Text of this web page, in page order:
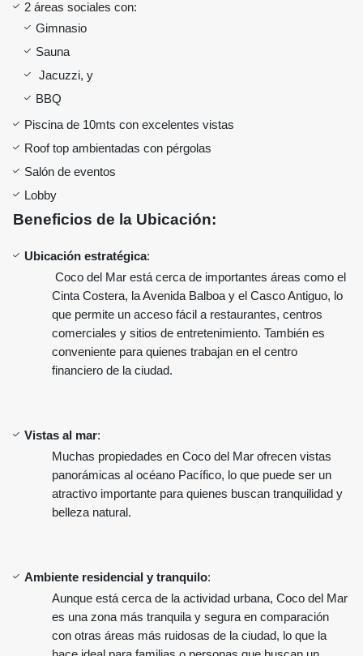
2 áreas sociales con:
Gimnasio
Sauna
Jacuzzi, y
BBQ
Piscina de 10mts con excelentes vistas
Roof top ambientadas con pérgolas
Salón de eventos
Lobby
Beneficios de la Ubicación:
Ubicación estratégica:
Coco del Mar está cerca de importantes áreas como el
Cinta Costera, la Avenida Balboa y el Casco Antiguo, lo
que permite un acceso fácil a restaurantes, centros
comerciales y sitios de entretenimiento. También es
conveniente para quienes trabajan en el centro
financiero de la ciudad.
Vistas al mar:
Muchas propiedades en Coco del Mar ofrecen vistas
panorámicas al océano Pacífico, lo que puede ser un
atractivo importante para quienes buscan tranquilidad y
belleza natural.
Ambiente residencial y tranquilo:
Aunque está cerca de la actividad urbana, Coco del Mar
es una zona más tranquila y segura en comparación
con otras áreas más ruidosas de la ciudad, lo que la